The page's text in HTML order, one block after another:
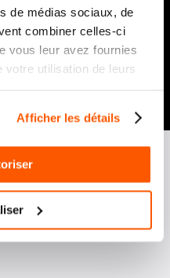
de médias sociaux, de
combiner celles-ci
vous leur avez fournies
votre utilisation de leurs
Afficher les détails